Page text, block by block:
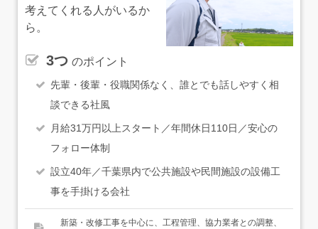
考えてくれる人がいるか
ら。
3つ のポイント
先輩・後輩・役職関係なく、誰とでも話しやすく相
談できる社風
月給31万円以上スタート／年間休日110日／安心の
フォロー体制
設立40年／千葉県内で公共施設や民間施設の設備工
事を手掛ける会社
新築・改修工事を中心に、工程管理、協力業者との調整、